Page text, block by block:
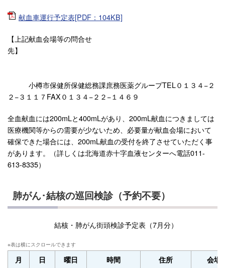
献血車運行予定表[PDF：104KB]
【上記献血会場等の問合せ
先】
小樽市保健所保健総務課庶務医薬グループTEL０１３４−２
２−３１１７FAX０１３４−２２−１４６９
全血献血には200mLと400mLがあり、200mL献血につきましては
医療機関等からの需要が少ないため、必要量が献血会場において
確保できた場合には、200mL献血の受付を終了させていただく事
があります。（詳しくは北海道赤十字血液センターへ電話011-
613-8335）
肺がん･結核の巡回検診（予約不要）
結核・肺がん街頭検診予定表（7月分）
月 日 曜日 時間 住所 会場